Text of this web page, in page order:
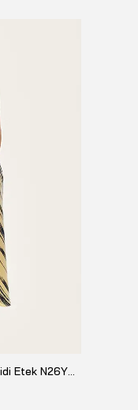
NOCTURNE Çizgi Desenli Midi Etek N26YN4268